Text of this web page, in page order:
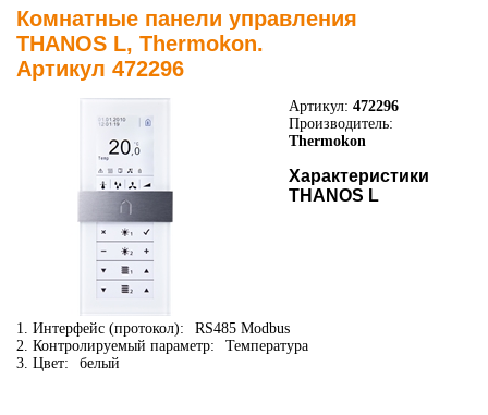
Комнатные панели управления
THANOS L, Thermokon.
Артикул 472296
Артикул: 472296
Производитель:
Thermokon
Характеристики
THANOS L
1. Интерфейс (протокол):
RS485 Modbus
2. Контролируемый параметр:
Температура
3. Цвет:
белый